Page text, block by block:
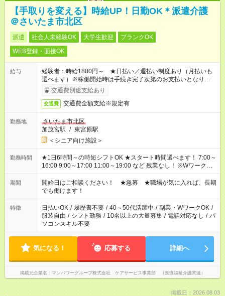
【手取りを変える】時給UP！日勤OK＊派遣介護
＠さいたま市北区
派遣 社会人未経験OK 大学生歓迎
ブランクOK
WEB登録・面接OK
給与
経験者：時給1800円～ ★日払い／週払い制度あり（月払いも
選べます）※稼働開始時は手続き完了次第のお支払いとなりま
す。交通費別途支給あり
交通費 交通費全額支給※規定有
勤務地
さいたま市北区
加茂宮駅 / 東宮原駅
＜シニア向け施設＞
勤務時間
★1日6時間～の時短シフトOK ★スタート時間選べます！ 7:00～
16:00 9:00～17:00 11:00～19:00 など 残業なし！ ※Wワークの
場合、他のお仕事と合わせ週40時間超の就業はご案内できませ
ん ※法令に基づき、週20時間以上勤務は社会保険への加入対象
となります ※労働者派遣法（日雇い派遣の原則禁止）により、
短時間・短期間の就業はご案内が難しい場合があります
期間
開始日はご相談ください！ ★急募 ★職場が気に入れば、長期
でも働けます！
特徴 日払いOK / 履歴書不要 / 40～50代活躍中 / 副業・WワークOK /
服装自由 / シフト勤務 / 10名以上の大量募集 / 電話対応なし / パ
ソコンスキル不要
気になる！ 応募する 詳細へ
掲載元企業名 マンパワーグループ株式会社 ケアサービス事業部 （医療福祉介護関連）
掲載日：2026.08.03